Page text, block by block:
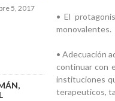
• El
monovalentes.
• Adecuación
continuar con
instituciones
terapeuticos,
5, 2017